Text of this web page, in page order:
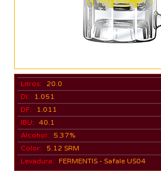
Litros:
20.0
DI:
1.051
DF:
1.011
IBU: 40.1
Alcohol:
5.37%
Color:
5.12 SRM
Levadura: FERMENTIS - Safale US04